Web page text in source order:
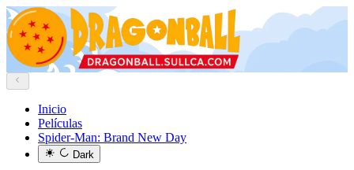
Inicio
Películas
Spider-Man: Brand New Day
Dark